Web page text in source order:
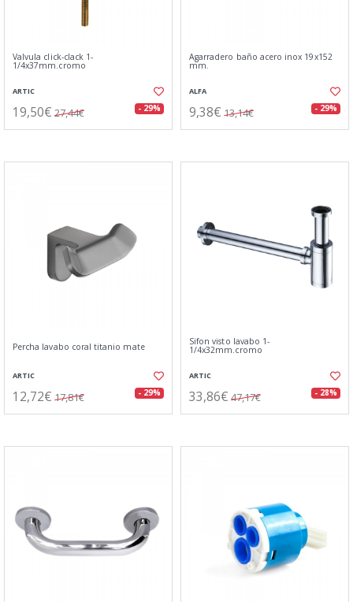
Valvula click-clack 1-
1/4x37mm.cromo
ARTIC
19,50€ 27,44€ - 29%
Agarradero baño acero inox 19x152
mm.
ALFA
9,38€ 13,14€ - 29%
Percha lavabo coral titanio mate
ARTIC
12,72€ 17,81€ - 29%
Sifon visto lavabo 1-
1/4x32mm.cromo
ARTIC
33,86€ 47,17€ - 28%